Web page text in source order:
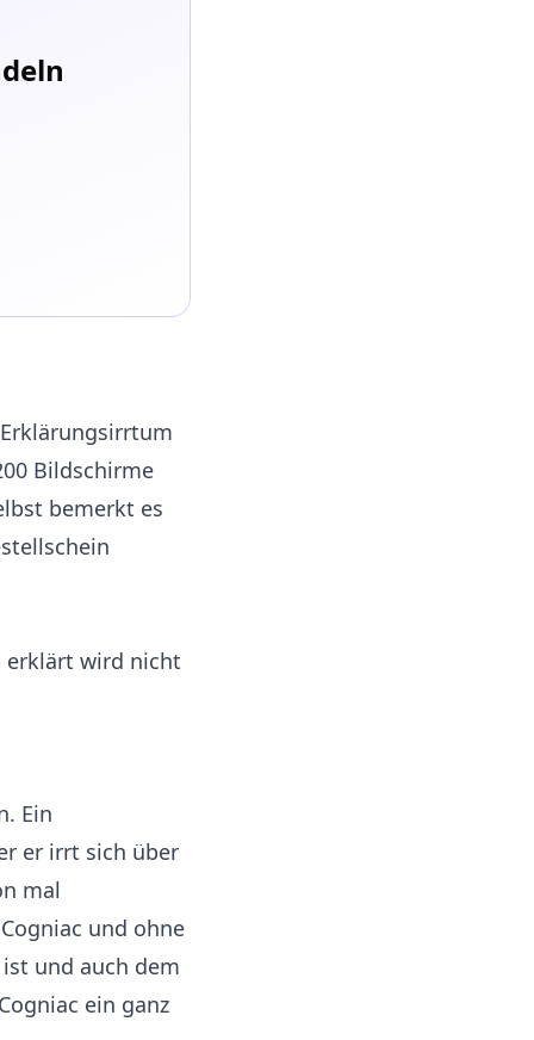
Bildschirme
bemerkt es
erklärt wird nicht
Ein
er irrt sich über
mal
und ohne
und auch dem
ein ganz